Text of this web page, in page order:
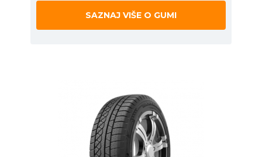
SAZNAJ VIŠE O GUMI